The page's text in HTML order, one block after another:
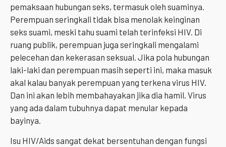
pemaksaan hubungan seks, termasuk oleh suaminya.
Perempuan seringkali tidak bisa menolak keinginan
seks suami, meski tahu suami telah terinfeksi HIV. Di
ruang publik, perempuan juga seringkali mengalami
pelecehan dan kekerasan seksual. Jika pola hubungan
laki-laki dan perempuan masih seperti ini, maka masuk
akal kalau banyak perempuan yang terkena virus HIV.
Dan ini akan lebih membahayakan jika dia hamil. Virus
yang ada dalam tubuhnya dapat menular kepada
bayinya.
Isu HIV/Aids sangat dekat bersentuhan dengan fungsi